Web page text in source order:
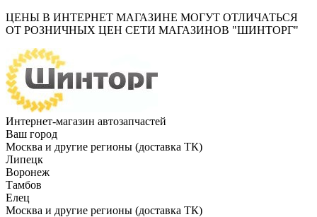
ЦЕНЫ В ИНТЕРНЕТ МАГАЗИНЕ МОГУТ ОТЛИЧАТЬСЯ
ОТ РОЗНИЧНЫХ ЦЕН СЕТИ МАГАЗИНОВ "ШИНТОРГ"
Интернет-магазин автозапчастей
Ваш город
Москва и другие регионы (доставка ТК)
Липецк
Воронеж
Тамбов
Елец
Москва и другие регионы (доставка ТК)